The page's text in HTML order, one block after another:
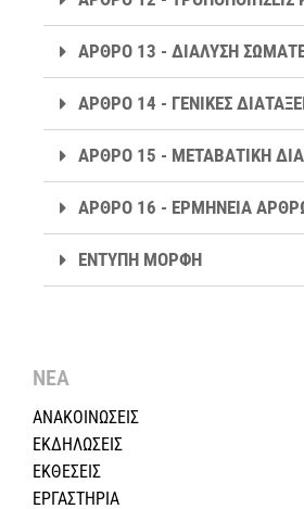
ΑΡΘΡΟ 13 - ΔΙΑΛΥΣΗ
ΑΡΘΡΟ 14 - ΓΕΝΙΚΕΣ
ΑΡΘΡΟ 15 - ΜΕΤΑΒΑΤΙΚΗ
ΑΡΘΡΟ 16 - ΕΡΜΗΝΕΙΑ
ΕΝΤΥΠΗ ΜΟΡΦΗ
ΝΕΑ
ΑΝΑΚΟΙΝΩΣΕΙΣ
ΕΚΔΗΛΩΣΕΙΣ
ΕΚΘΕΣΕΙΣ
ΕΡΓΑΣΤΗΡΙΑ